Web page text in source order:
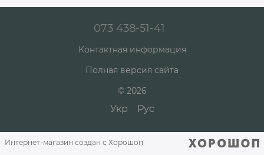
073 438-51-41
Контактная информация
Полная версия сайта
© 2026
Укр Рус
Интернет-магазин создан с Хорошоп